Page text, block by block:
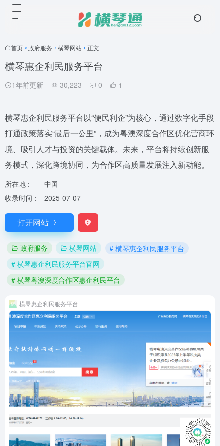
首页 • 政府服务 • 横琴网站 • 正文
横琴惠企利民服务平台
1年前更新 30,223 0 1
横琴惠企利民服务平台以“便民利企”为核心，通过数字化手段
打通政策落实“最后一公里”，成为粤澳深度合作区优化营商环
境、吸引人才与投资的关键载体。未来，平台将持续创新服
务模式，深化跨境协同，为合作区高质量发展注入新动能。
所在地：
中国
收录时间：
2025-07-07
打开网站
政府服务 横琴网站
# 横琴惠企利民服务平台
# 横琴惠企利民服务平台官网
# 横琴粤澳深度合作区惠企利民平台
横琴惠企利民服务平台